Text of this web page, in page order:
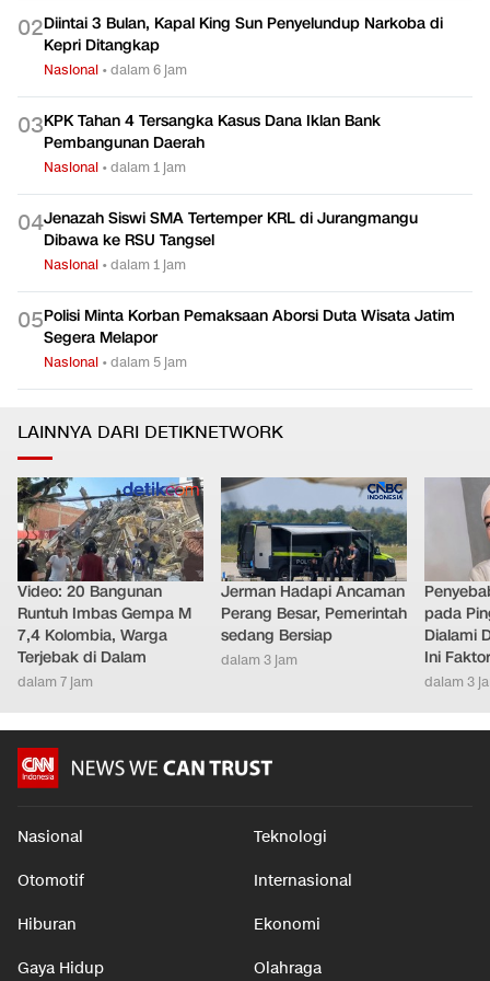
02Diintai 3 Bulan, Kapal King Sun Penyelundup Narkoba di
Kepri Ditangkap
Nasional •dalam 6 jam
03KPK Tahan 4 Tersangka Kasus Dana Iklan Bank
Pembangunan Daerah
Nasional •dalam 1 jam
04Jenazah Siswi SMA Tertemper KRL di Jurangmangu
Dibawa ke RSU Tangsel
Nasional •dalam 1 jam
05Polisi Minta Korban Pemaksaan Aborsi Duta Wisata Jatim
Segera Melapor
Nasional •dalam 5 jam
LAINNYA DARI DETIKNETWORK
Video: 20 Bangunan
Runtuh Imbas Gempa M
7,4 Kolombia, Warga
Terjebak di Dalam
dalam 7 jam
Jerman Hadapi Ancaman
Perang Besar, Pemerintah
sedang Bersiap
dalam 3 jam
pada
Dialami
Ini
dalam 3
Nasional Teknologi
Otomotif Internasional
Hiburan Ekonomi
Gaya Hidup Olahraga